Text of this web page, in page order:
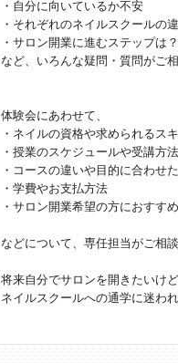
・自分に向いているか不安
・それぞれのネイルスクールの
・サロン開業に進むステップは？
など、いろんな疑問・質問がご
体験会にあわせて、
・ネイルの資格や求められるス
・授業のスケジュールや受講方法
・コースの違いや目的に合わせ
・学費やお支払方法
・サロン開業希望の方におすす
などについて、専任担当がご相
将来自分でサロンを開きたいけ
ネイルスクールへの通学に迷われ